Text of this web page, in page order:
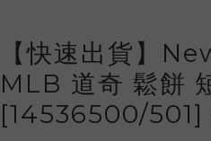
【快速出貨】
MLB 道奇 鬆餅
[14536500/501]